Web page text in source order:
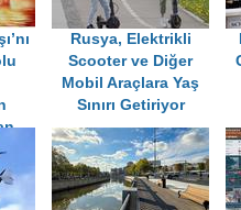
Rusya, Elektrikli
Scooter ve Diğer
Mobil Araçlara Yaş
Sınırı Getiriyor